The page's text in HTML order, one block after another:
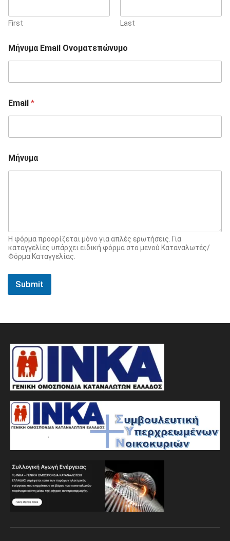
First Last
Μήνυμα Email Ονοματεπώνυμο
Email *
Μήνυμα
Η φόρμα προορίζεται μόνο για απλές ερωτήσεις. Για
καταγγελίες υπάρχει ειδική φόρμα στο μενού Καταναλωτές/
Φόρμα Καταγγελίας.
Submit